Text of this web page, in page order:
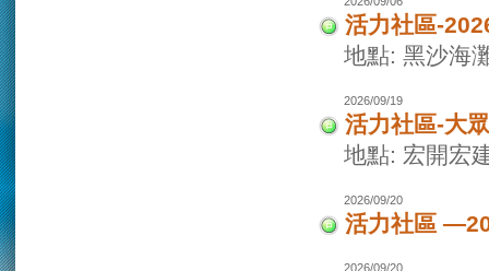
活力社區-
地點: 黑沙海
2026/09/19
活力社區-大
地點: 宏開宏
2026/09/20
活力社區
2026/09/20